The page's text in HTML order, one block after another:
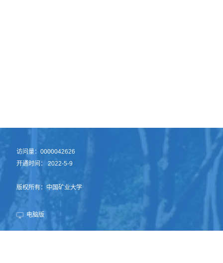
访问量：0000042626
开通时间：2022-5-9
版权所有：中国矿业大学
电脑版